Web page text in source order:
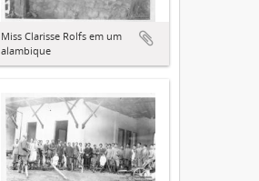
Miss Clarisse Rolfs em um
alambique